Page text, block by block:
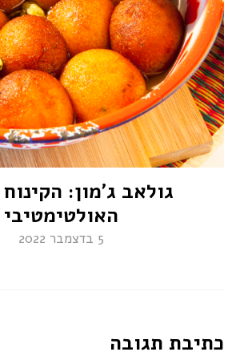
גולאב ג'מון:
האולטימטיבי
5 בדצמבר 2022
כתיבת תגובה